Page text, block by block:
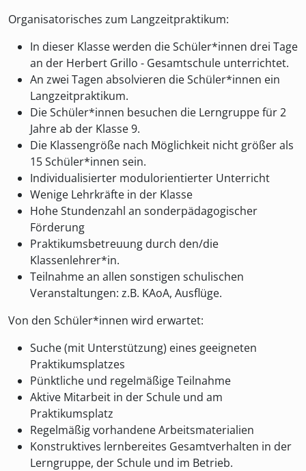
Organisatorisches zum Langzeitpraktikum:
In dieser Klasse werden die Schüler*innen drei Tage
an der Herbert Grillo - Gesamtschule unterrichtet.
An zwei Tagen absolvieren die Schüler*innen ein
Langzeitpraktikum.
Die Schüler*innen besuchen die Lerngruppe für 2
Jahre ab der Klasse 9.
Die Klassengröße nach Möglichkeit nicht größer als
15 Schüler*innen sein.
Individualisierter modulorientierter Unterricht
Wenige Lehrkräfte in der Klasse
Hohe Stundenzahl an sonderpädagogischer
Förderung
Praktikumsbetreuung durch den/die
Klassenlehrer*in.
Teilnahme an allen sonstigen schulischen
Veranstaltungen: z.B. KAoA, Ausflüge.
Von den Schüler*innen wird erwartet:
Suche (mit Unterstützung) eines geeigneten
Praktikumsplatzes
Pünktliche und regelmäßige Teilnahme
Aktive Mitarbeit in der Schule und am
Praktikumsplatz
Regelmäßig vorhandene Arbeitsmaterialien
Konstruktives lernbereites Gesamtverhalten in der
Lerngruppe, der Schule und im Betrieb.